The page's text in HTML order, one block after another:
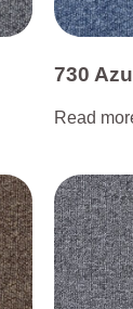
730
Read